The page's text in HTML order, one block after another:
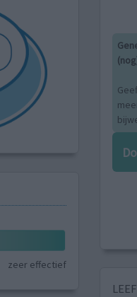
zeer effectief